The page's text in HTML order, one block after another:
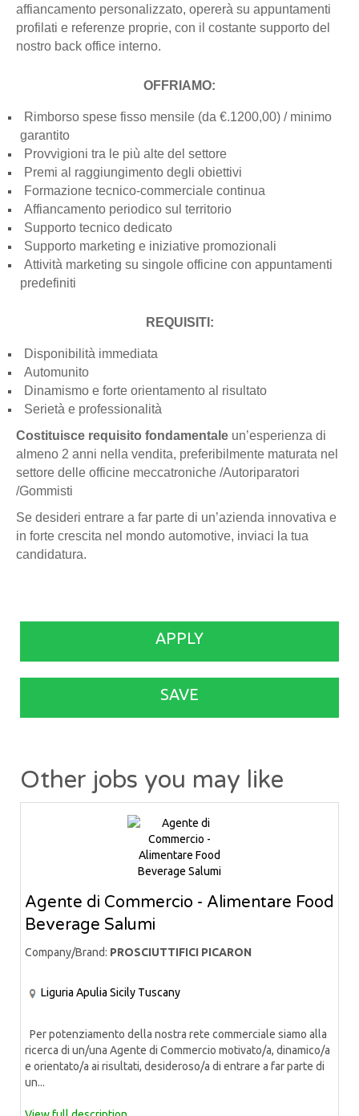
affiancamento personalizzato, opererà su appuntamenti
profilati e referenze proprie, con il costante supporto del
nostro back office interno.
OFFRIAMO:
Rimborso spese fisso mensile (da €.1200,00) / minimo
garantito
Provvigioni tra le più alte del settore
Premi al raggiungimento degli obiettivi
Formazione tecnico-commerciale continua
Affiancamento periodico sul territorio
Supporto tecnico dedicato
Supporto marketing e iniziative promozionali
Attività marketing su singole officine con appuntamenti
predefiniti
REQUISITI:
Disponibilità immediata
Automunito
Dinamismo e forte orientamento al risultato
Serietà e professionalità
Costituisce requisito fondamentale un’esperienza di
almeno 2 anni nella vendita, preferibilmente maturata nel
settore delle officine meccatroniche /Autoriparatori
/Gommisti
Se desideri entrare a far parte di un’azienda innovativa e
in forte crescita nel mondo automotive, inviaci la tua
candidatura.
APPLY
SAVE
Other jobs you may like
Agente di Commercio - Alimentare Food
Beverage Salumi
Company/Brand: PROSCIUTTIFICI PICARON
Liguria Apulia Sicily Tuscany
Per potenziamento della nostra rete commerciale siamo alla
ricerca di un/una Agente di Commercio motivato/a, dinamico/a
e orientato/a ai risultati, desideroso/a di entrare a far parte di
un...